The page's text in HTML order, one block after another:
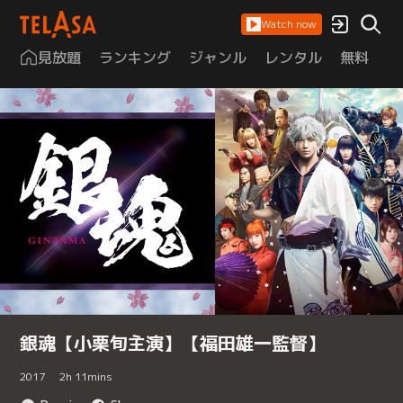
Watch now
見放題 ランキング ジャンル レンタル 無料
銀魂【小栗旬主演】【福田雄一監督】
2017 2h 11mins